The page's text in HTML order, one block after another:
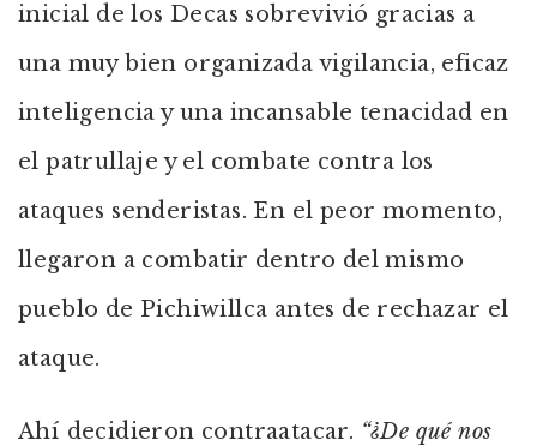
inicial de los Decas sobrevivió gracias a
una muy bien organizada vigilancia, eficaz
inteligencia y una incansable tenacidad en
el patrullaje y el combate contra los
ataques senderistas. En el peor momento,
llegaron a combatir dentro del mismo
pueblo de Pichiwillca antes de rechazar el
ataque.
Ahí decidieron contraatacar. “¿De qué nos